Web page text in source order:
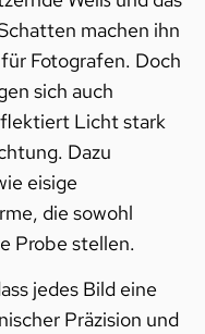
machen ihn
Fotografen. Doch
sich auch
Licht stark
Dazu
eisige
die sowohl
Probe stellen.
jedes Bild eine
Präzision und